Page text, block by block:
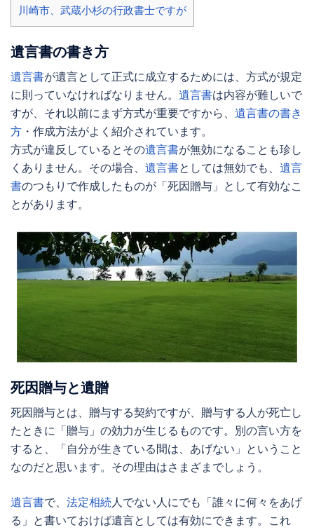
川崎市、武蔵小杉の行政書士ですが
遺言書の書き方
遺言書が遺言として正式に成立するためには、方式が規定
に則っていなければなりません。 遺言書は内容が難しいで
すが、それ以前にまず方式が重要ですから、 遺言書の書き
方 ・作成方法がよく紹介されています。
方式が違反しているとその遺言書が無効になることも珍し
くありません。その場合、 遺言書としては無効でも、 遺言
書のつもりで作成したものが「死因贈与 」として有効なこ
とがあります。
死因贈与と遺贈
死因贈与とは、贈与する契約ですが、贈与する人が死亡し
たときに「贈与」の効力が生じるものです。別の言い方を
すると、「自分が生きている間は、あげない」ということ
なのだと思います。その理由はさまざまでしょう。
遺言書で、 法定相続人でない人にでも「誰々に何々をあげ
る」と書いておけば遺言としては有効にできます。これ